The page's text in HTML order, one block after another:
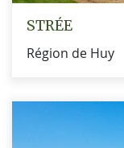
STRÉE
Région de Huy